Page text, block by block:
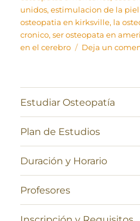
unidos,estimulacion de la
osteopatia en kirksville, la
cronico,ser osteopata en
en el cerebro
Deja un
Estudiar Osteopatía
Plan de Estudios
Duración y Horario
Profesores